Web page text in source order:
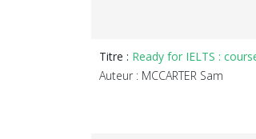
Titre : Ready for IELTS :
Auteur : MCCARTER Sam